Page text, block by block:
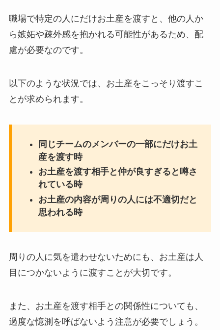
職場で特定の人にだけお土産を渡すと、他の人か
ら嫉妬や疎外感を抱かれる可能性があるため、配
慮が必要なのです。
以下のような状況では、お土産をこっそり渡すこ
とが求められます。
同じチームのメンバーの一部にだけお土
産を渡す時
お土産を渡す相手と仲が良すぎると噂さ
れている時
お土産の内容が周りの人には不適切だと
思われる時
周りの人に気を遣わせないためにも、お土産は人
目につかないように渡すことが大切です。
また、お土産を渡す相手との関係性についても、
過度な憶測を呼ばないよう注意が必要でしょう。